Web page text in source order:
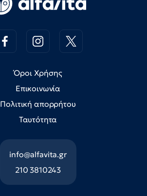
Όροι Χρήσης
Επικοινωνία
Πολιτική απορρήτου
Ταυτότητα
info@alfavita.gr
210 3810243